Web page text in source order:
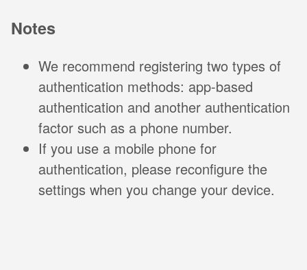
Notes
We recommend registering two types of
authentication methods: app-based
authentication and another authentication
factor such as a phone number.
If you use a mobile phone for
authentication, please reconfigure the
settings when you change your device.